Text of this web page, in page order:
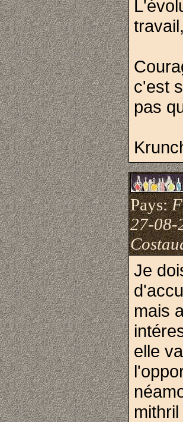
c'est
pas
Pays:
27-08-
Je
mais
elle